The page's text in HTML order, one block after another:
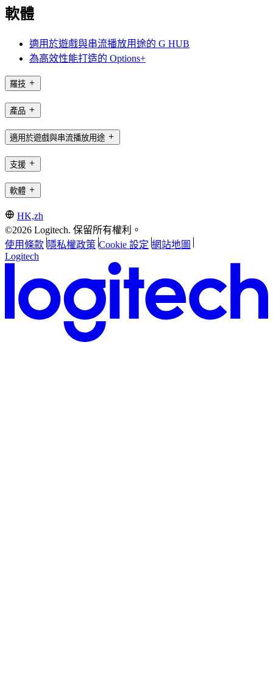
軟體
適用於遊戲與串流播放用途的 G HUB
為高效性能打造的 Options+
羅技
產品
適用於遊戲與串流播放用途
支援
軟體
HK,zh
©2026 Logitech. 保留所有權利。
使用條款 隱私權政策 Cookie 設定 網站地圖
Logitech